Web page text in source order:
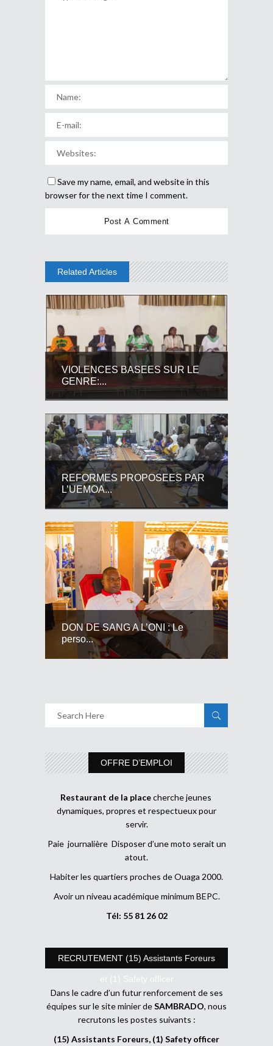
Save my name, email, and website in this
browser for the next time I comment.
Related Articles
VIOLENCES BASEES SUR LE
GENRE:...
REFORMES PROPOSEES PAR
L’UEMOA...
DON DE SANG A L’ONI : Le
perso...
OFFRE D’EMPLOI
Restaurant de la placecherche jeunes
dynamiques, propres et respectueux pour
servir.
Paie journalière Disposer d’une moto serait un
atout.
Habiter les quartiers proches de Ouaga 2000.
Avoir un niveau académique minimum BEPC.
Tél: 55 81 26 02
RECRUTEMENT (15) Assistants Foreurs
et (1) Safety officer
Dans le cadre d’un futur renforcement de ses
équipes sur le site minier deSAMBRADO, nous
recrutons les postes suivants :
(15) Assistants Foreurs, (1) Safety officer